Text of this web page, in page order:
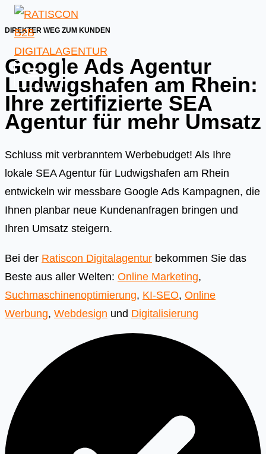
Skip
to
content
DIREKTER WEG ZUM KUNDEN
Google Ads Agentur
Ludwigshafen am Rhein:
Ihre zertifizierte SEA
Agentur für mehr Umsatz
Schluss mit verbranntem Werbebudget! Als Ihre
lokale SEA Agentur für Ludwigshafen am Rhein
entwickeln wir messbare Google Ads Kampagnen, die
Ihnen planbar neue Kundenanfragen bringen und
Ihren Umsatz steigern.
Bei der Ratiscon Digitalagentur bekommen Sie das
Beste aus aller Welten: Online Marketing,
Suchmaschinenoptimierung, KI-SEO, Online
Werbung, Webdesign und Digitalisierung